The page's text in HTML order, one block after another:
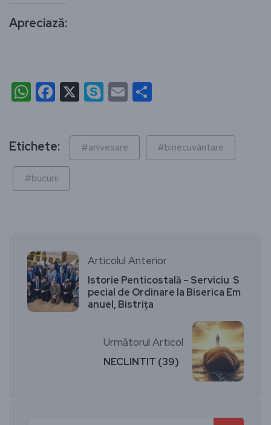
Apreciază:
WhatsApp
Facebook
X Skype
Email
Etichete: #anivesare #binecuvântare
#bucurii
Articolul Anterior
Istorie Penticostală – Serviciu S
pecial de Ordinare la Biserica Em
anuel, Bistrița
Următorul Articol
NECLINTIT (39)